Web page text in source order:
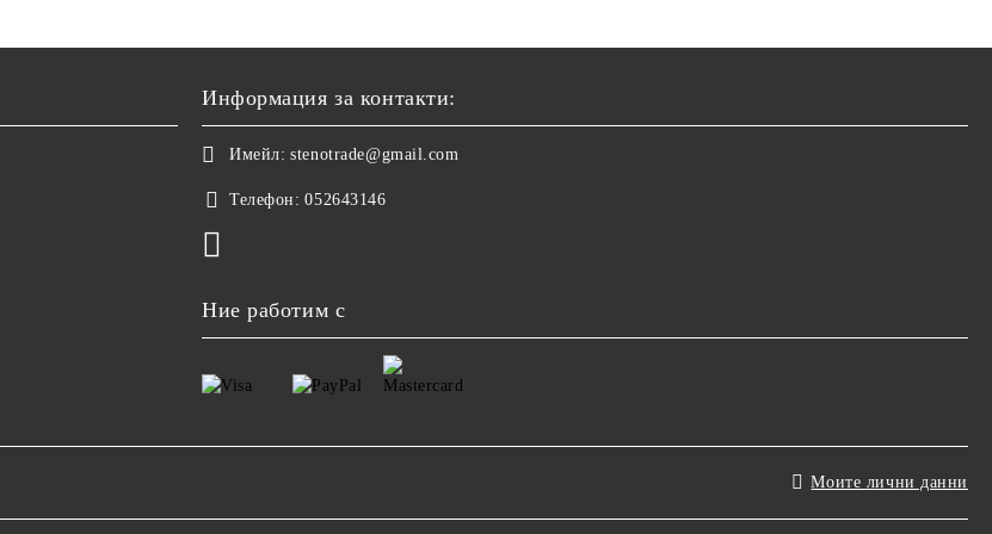
Информация за контакти:
Имейл: stenotrade@gmail.com
Телефон: 052643146
Ние работим с
Моите лични данни